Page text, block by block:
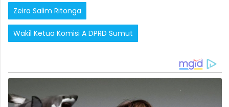
Zeira Salim Ritonga
Wakil Ketua Komisi A DPRD Sumut